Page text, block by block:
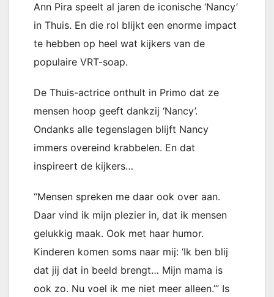
Ann Pira speelt al jaren de iconische ‘Nancy’
in Thuis. En die rol blijkt een enorme impact
te hebben op heel wat kijkers van de
populaire VRT-soap.
De Thuis-actrice onthult in Primo dat ze
mensen hoop geeft dankzij ‘Nancy’.
Ondanks alle tegenslagen blijft Nancy
immers overeind krabbelen. En dat
inspireert de kijkers…
“Mensen spreken me daar ook over aan.
Daar vind ik mijn plezier in, dat ik mensen
gelukkig maak. Ook met haar humor.
Kinderen komen soms naar mij: ‘Ik ben blij
dat jij dat in beeld brengt… Mijn mama is
ook zo. Nu voel ik me niet meer alleen.’” Is